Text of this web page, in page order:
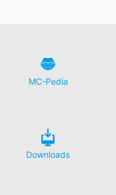
MC-Pedia
Downloads